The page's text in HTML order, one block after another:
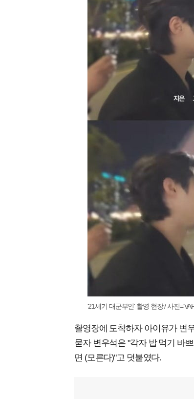
'21세기 대군부인' 촬영 현장 / 사진
촬영장에 도착하자 아이유가 변
묻자 변우석은 "각자 밥 먹기 바
면 (모른다)"고 덧붙였다.